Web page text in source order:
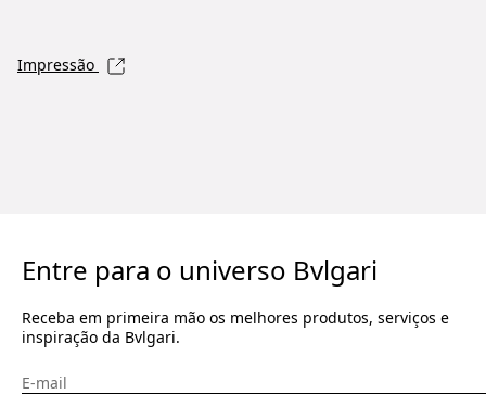
Impressão
Entre para o universo Bvlgari
Receba em primeira mão os melhores produtos, serviços e
inspiração da Bvlgari.
E-mail